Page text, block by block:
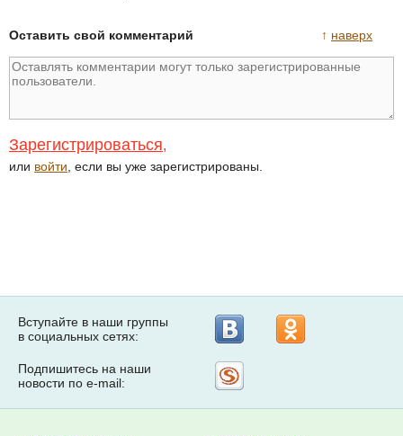
↑ наверх
Оставить свой комментарий
Зарегистрироваться,
или войти , если вы уже зарегистрированы.
Вступайте в наши группы
в социальных сетях:
Подпишитесь на наши
новости по e-mail: